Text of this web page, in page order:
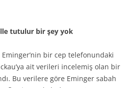
tutulur bir şey yok
bir cep telefonundaki
ait verileri incelemiş olan bir
Bu verilere göre Eminger sabah